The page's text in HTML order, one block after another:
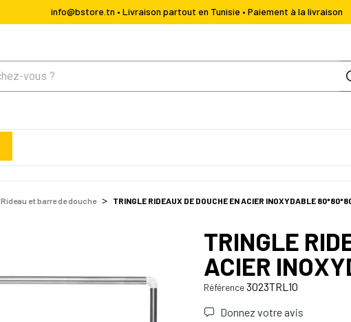
info@bstore.tn • Livraison partout en Tunisie • Paiement à la livraison
Rideau et barre de douche TRINGLE RIDEAUX DE DOUCHE EN ACIER INOXYDABLE
TRINGLE
ACIER
Référence3023TRL10
Donnez votre avis